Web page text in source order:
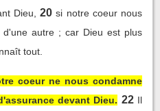
Dieu,
20 si notre coeur nous
autre ; car Dieu est plus
tout.
coeur ne nous condamne
devant Dieu. 22 Il